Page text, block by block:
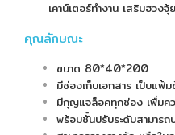
เคาน์เตอร์ทำงาน เสริมฮวงจุ้
คุณลักษณะ
ขนาด 80*40*200
มีช่องเก็บเอกสาร เป็บแ
มีกุญแจล็อคทุกช่อง เพื่มค
พร้อมชั้นปรับระดับสามาร